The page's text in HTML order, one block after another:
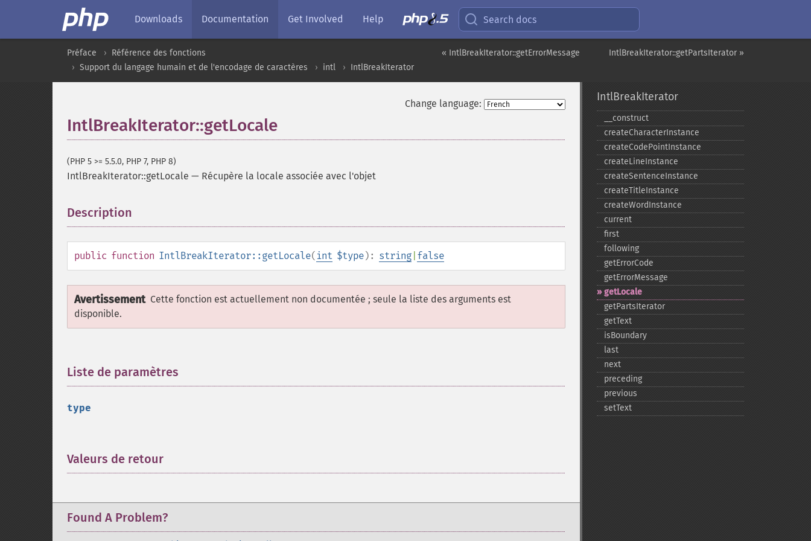
Downloads Documentation Get Involved Help Search docs
IntlBreakIterator::getPartsIterator »
« IntlBreakIterator::getErrorMessage
Préface
Référence des fonctions
Support du langage humain et de l'encodage de caractères
intl IntlBreakIterator
Change language:
IntlBreakIterator::getLocale
(PHP 5 >= 5.5.0, PHP 7, PHP 8)
IntlBreakIterator::getLocale — Récupère la locale associée avec l'objet
Description
public function IntlBreakIterator::getLocale( int $type): string false
Avertissement Cette fonction est actuellement non documentée ; seule la liste des arguments est
disponible.
Liste de paramètres
type
Valeurs de retour
Found A Problem?
IntlBreakIterator
_​_​construct
createCharacterInstance
createCodePointInstance
createLineInstance
createSentenceInstance
createTitleInstance
createWordInstance
current
first
following
getErrorCode
getErrorMessage
getLocale
getPartsIterator
getText
isBoundary
last
next
preceding
previous
setText